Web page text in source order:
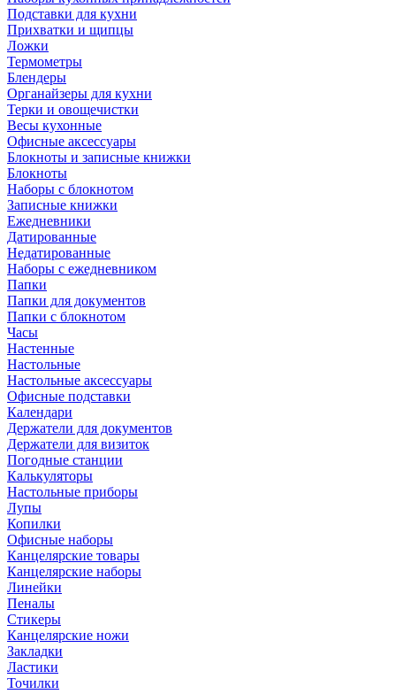
Подставки для кухни
Прихватки и щипцы
Ложки
Термометры
Блендеры
Органайзеры для кухни
Терки и овощечистки
Весы кухонные
Офисные аксессуары
Блокноты и записные книжки
Блокноты
Наборы с блокнотом
Записные книжки
Ежедневники
Датированные
Недатированные
Наборы с ежедневником
Папки
Папки для документов
Папки с блокнотом
Часы
Настенные
Настольные
Настольные аксессуары
Офисные подставки
Календари
Держатели для документов
Держатели для визиток
Погодные станции
Калькуляторы
Настольные приборы
Лупы
Копилки
Офисные наборы
Канцелярские товары
Канцелярские наборы
Линейки
Пеналы
Стикеры
Канцелярские ножи
Закладки
Ластики
Точилки